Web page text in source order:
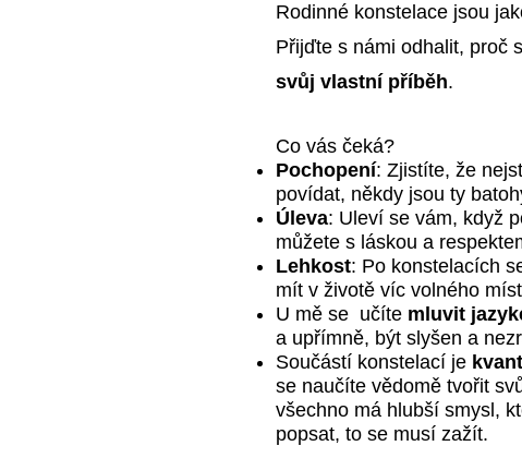
Rodinné konstelace jsou
Přijďte s námi odhalit, proč
svůj vlastní příběh.
Co vás čeká?
Pochopení: Zjistíte, že
povídat, někdy jsou ty
Úleva: Uleví se vám, když
můžete s láskou a
Lehkost: Po konstelacích
mít v životě víc volného
U mě se učíte mluvit
a upřímně, být slyšen a
Součástí konstelací je
se naučíte vědomě tvořit
všechno má hlubší smysl,
popsat, to se musí zažít.